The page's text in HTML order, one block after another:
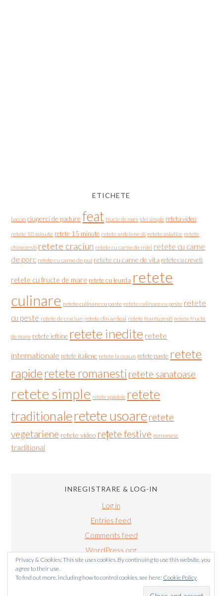
ETICHETE
bacon ciuperci de padure feat fructe de mare idei simple reteta video
retete 10 minute retete 15 minute retete ardelenesti retete asiatice retete
chinezesti retete craciun retete cu carne de miel retete cu carne
de porc retete cu carne de pui retete cu carne de vita retete cu creveti
retete cu fructe de mare retete cu leurda retete
culinare retete culinare cu paste retete culinare cu peste retete
cu peste retete de craciun retete din ardeal retete frantuzesti retete fructe
de mare retete ieftine retete inedite retete
internationale retete italiene retete la ceaun retete paste retete
rapideretete romanesti retete sanatoase
retete simple retete spaniole retete
traditionaleretete usoare retete
vegetariene retete video rețete festive romanesc
traditional
Privacy & Cookies: This site uses cookies. By continuing to use this website, you
agree to their use.
To find out more, including how to control cookies, see here: Cookie Policy
INREGISTRARE & LOG-IN
Log in
Entries feed
Comments feed
WordPress.org